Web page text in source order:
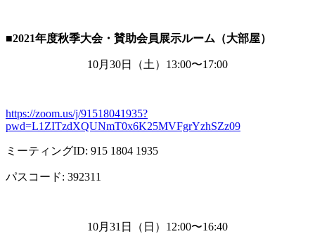
■2021年度秋季大会・賛助会員展示ルーム（大部屋）
10月 30日（土） 13:00〜17:00
https://zoom.us/j/91518041935?
pwd=L1ZITzdXQUNmT0x6K25MVFgrYzhSZz09
ミーティングID: 915 1804 1935
パスコード: 392311
10月 31 日（日） 12:00〜16:40